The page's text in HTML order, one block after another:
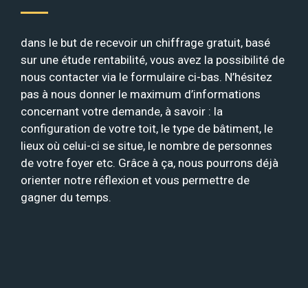
dans le but de recevoir un chiffrage gratuit, basé
sur une étude rentabilité, vous avez la possibilité de
nous contacter via le formulaire ci-bas. N’hésitez
pas à nous donner le maximum d’informations
concernant votre demande, à savoir : la
configuration de votre toit, le type de bâtiment, le
lieux où celui-ci se situe, le nombre de personnes
de votre foyer etc. Grâce à ça, nous pourrons déjà
orienter notre réflexion et vous permettre de
gagner du temps.